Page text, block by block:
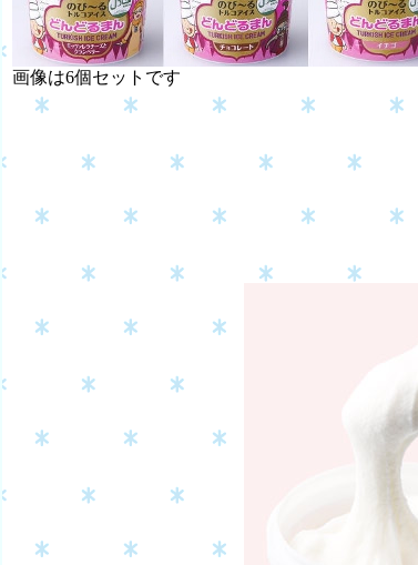
画像は6個セットです